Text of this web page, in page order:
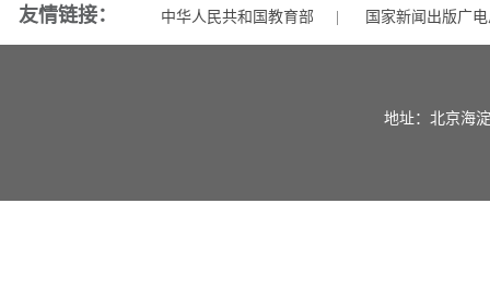
友情链接： 中华人民共和国教育部 国家新闻出版广
地址：北京海